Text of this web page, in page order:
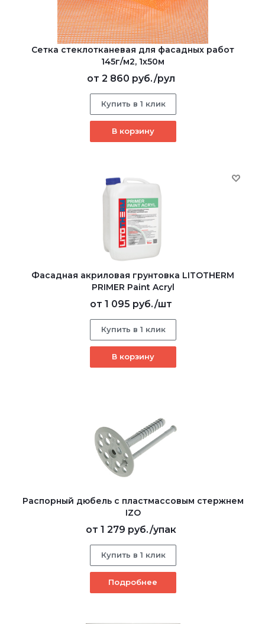
Сетка стеклотканевая для фасадных работ
145г/м2, 1х50м
от 2 860 руб./рул
Купить в 1 клик
В корзину
Фасадная акриловая грунтовка LITOTHERM
PRIMER Paint Acryl
от 1 095 руб./шт
Купить в 1 клик
В корзину
Распорный дюбель с пластмассовым стержнем
IZO
от 1 279 руб./упак
Купить в 1 клик
Подробнее